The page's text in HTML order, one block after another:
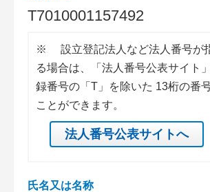
T7010001157492
※
設立登記法人など法人番号が
る場合は、「法人番号公表サイト
録番号の「T」を除いた 13桁の番
ことができます。
法人番号公表サイトへ
氏名又は名称